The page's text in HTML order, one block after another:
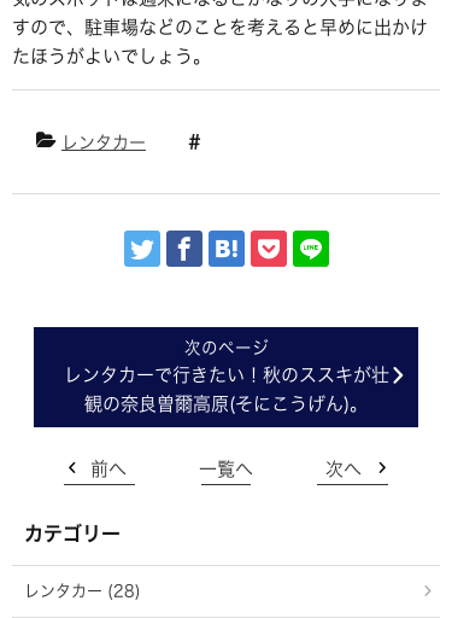
すので、駐車場などのことを考えると早めに出かけ
たほうがよいでしょう。
レンタカー
レンタカーで行きたい！秋のススキが壮
観の奈良曽爾高原(そにこうげん)。
前へ 一覧へ 次へ
カテゴリー
レンタカー (28)